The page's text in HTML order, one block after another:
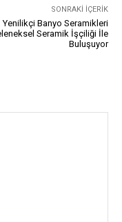
SONRAKI İÇERIK
Yenilikçi Banyo Seramikleri
Seramik İşçiliği İle
Buluşuyor